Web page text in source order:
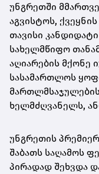
უნგრეთში
აგვისტოს,
თავისი
სახელმწიფო
აღიარების მქონე
სასამართლოს
ხელმძღვანელს,
უნგრეთის
შაბათს საღამოს
პირადად შეხვდა